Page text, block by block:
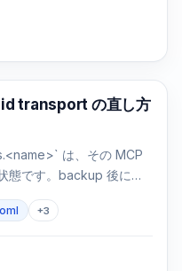
transport の直し方
は、その MCP
態です。backup 後に
+3